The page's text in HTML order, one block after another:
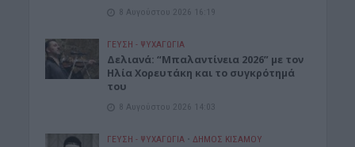
8 Αυγούστου 2026 16:19
ΓΕΎΣΗ - ΨΥΧΑΓΩΓΊΑ
Δελιανά: “Μπαλαντίνεια 2026” με τον
Ηλία Χορευτάκη και το συγκρότημά
του
8 Αυγούστου 2026 14:03
ΓΕΎΣΗ - ΨΥΧΑΓΩΓΊΑ • ΔΉΜΟΣ ΚΙΣΆΜΟΥ